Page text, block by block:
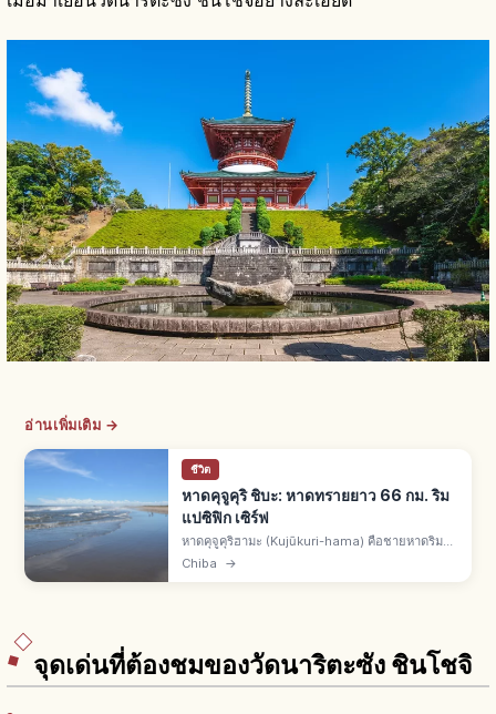
อ่านเพิ่มเติม →
ชีวิต
หาดคุจูคุริ ชิบะ: หาดทรายยาว 66 กม. ริม
แปซิฟิก เซิร์ฟ
หาดคุจูคุริฮามะ (Kujūkuri-hama) คือชายหาดริม
มหาสมุทรแปซิฟิก จ.ชิบะ ยาวราว 66 กม. หาดทราย
Chiba →
จุดเด่นที่ต้องชมของวัดนาริตะซัง ชินโชจิ